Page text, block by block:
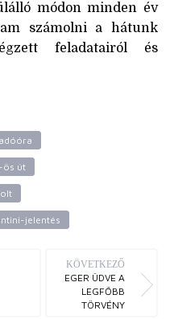
módon minden év
számolni a hátunk
feladatairól és
ös út
jelentés
KÖVETKEZŐ
EGER ÜDVE A
LEGFŐBB
TÖRVÉNY